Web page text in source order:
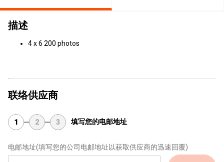
描述
4 x 6 200 photos
联络供应商
1 2 3 填写您的电邮地址
电邮地址(填写您的公司电邮地址以获取供应商的迅速回覆)